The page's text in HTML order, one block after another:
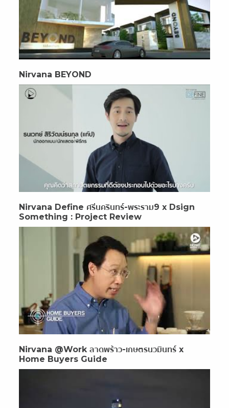
Nirvana BEYOND
Nirvana Define ศรีนครินทร์-พระราม9 x Dsign
Something : Project Review
Nirvana @Work ลาดพร้าว-เกษตรนวมินทร์ x
Home Buyers Guide